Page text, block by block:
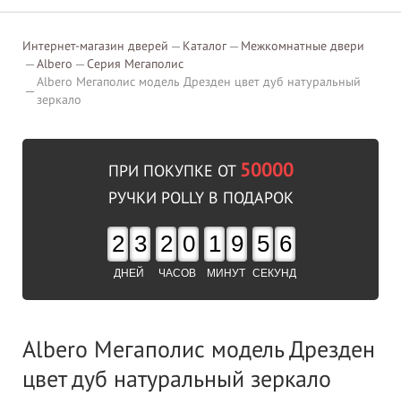
Интернет-магазин дверей Каталог
Межкомнатные двери
Albero
Серия Мегаполис
Albero Мегаполис модель Дрезден цвет дуб натуральный
зеркало
ПРИ ПОКУПКЕ ОТ 50000
РУЧКИ POLLY В ПОДАРОК
2 3
ДНЕЙ
2 0
ЧАСОВ
1 9
МИНУТ
5 5
СЕКУНД
Albero Мегаполис модель Дрезден
цвет дуб натуральный зеркало